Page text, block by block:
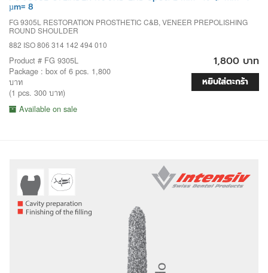
µm= 8
FG 9305L RESTORATION PROSTHETIC C&B, VENEER PREPOLISHING
ROUND SHOULDER
882 ISO 806 314 142 494 010
Product # FG 9305L
Package : box of 6 pcs. 1,800
บาท
(1 pcs. 300 บาท)
Available on sale
1,800 บาท
หยิบใส่ตะกร้า